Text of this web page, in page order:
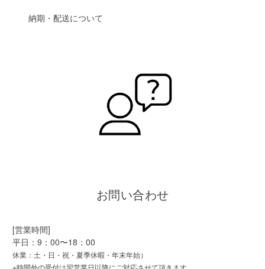
納期・配送について
お問い合わせ
[営業時間]
平日：9：00〜18：00
休業：土・日・祝・夏季休暇・年末年始）
※時間外の受付は翌営業日以降にご対応させて頂きます。